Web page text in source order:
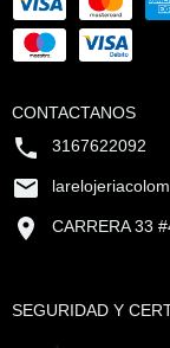
CONTACTANOS
3167622092
CARRERA 33
SEGURIDAD Y